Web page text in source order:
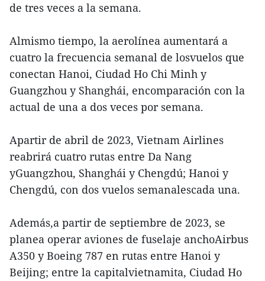
de tres veces a la semana.
Almismo tiempo, la aerolínea aumentará a
cuatro la frecuencia semanal de losvuelos que
conectan Hanoi, Ciudad Ho Chi Minh y
Guangzhou y Shanghái, encomparación con la
actual de una a dos veces por semana.
Apartir de abril de 2023, Vietnam Airlines
reabrirá cuatro rutas entre Da Nang
yGuangzhou, Shanghái y Chengdú; Hanoi y
Chengdú, con dos vuelos semanalescada una.
Además,a partir de septiembre de 2023, se
planea operar aviones de fuselaje anchoAirbus
A350 y Boeing 787 en rutas entre Hanoi y
Beijing; entre la capitalvietnamita, Ciudad Ho